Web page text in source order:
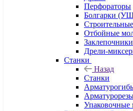
Перфораторы
Болгарки
Отбойные
Заклепочники
Дрели-
Станки
Назад
Станки